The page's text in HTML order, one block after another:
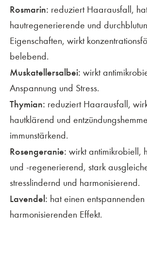
Rosmarin: reduziert Haarausfall,
hautregenerierende und
Eigenschaften, wirkt
belebend.
Muskatellersalbei: wirkt
Anspannung und Stress.
Thymian: reduziert Haarausfall,
hautklärend und
immunstärkend.
Rosengeranie: wirkt antimikrobiell,
und -regenerierend, stark
stresslindernd und harmonisierend.
Lavendel: hat einen entspannenden
harmonisierenden Effekt.